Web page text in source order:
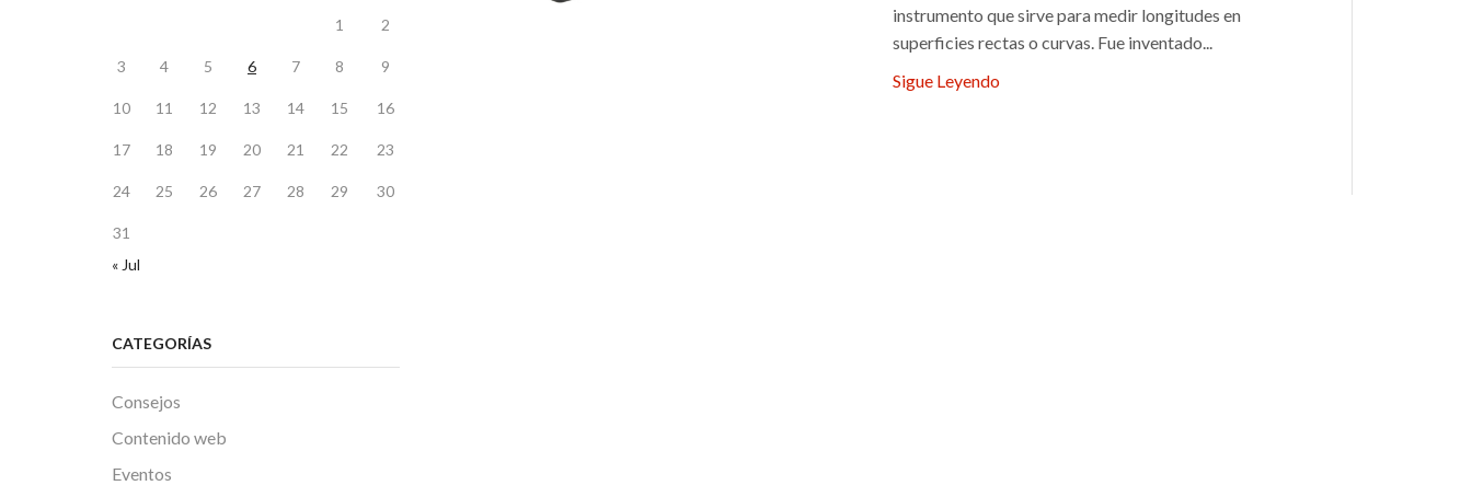
instrumento que sirve para medir longitudes en
superficies rectas o curvas. Fue inventado...
Sigue Leyendo
1 2
3 4 5 6 7 8 9
10 11 12 13 14 15 16
17 18 19 20 21 22 23
24 25 26 27 28 29 30
31
« Jul
CATEGORÍAS
Consejos
Contenido web
Eventos